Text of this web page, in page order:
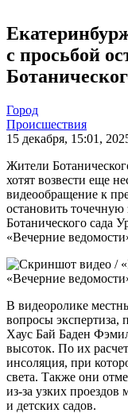
с просьбой
Город
Происшествия
15 декабря, 15:01,
Жители
хотят возвести еще
видеообращение к
остановить точечную
Ботанического сада
«Вечерние
«Вечерние
В видеоролике
вопросы экспертиза,
Хаус Бай Баден
высоток. По их
инсоляция, при
света. Также они
из-за узких
и детских садов.